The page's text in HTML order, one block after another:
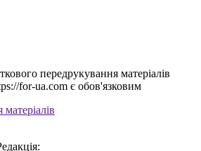
передрукування матеріалів
for-ua.com є обов'язковим